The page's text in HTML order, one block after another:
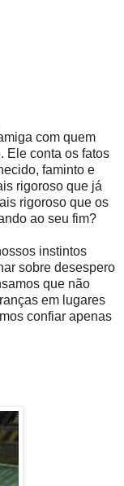
com quem
Ele conta os fatos
faminto e
rigoroso que já
rigoroso que os
ao seu fim?
instintos
sobre desespero
que não
em lugares
confiar apenas